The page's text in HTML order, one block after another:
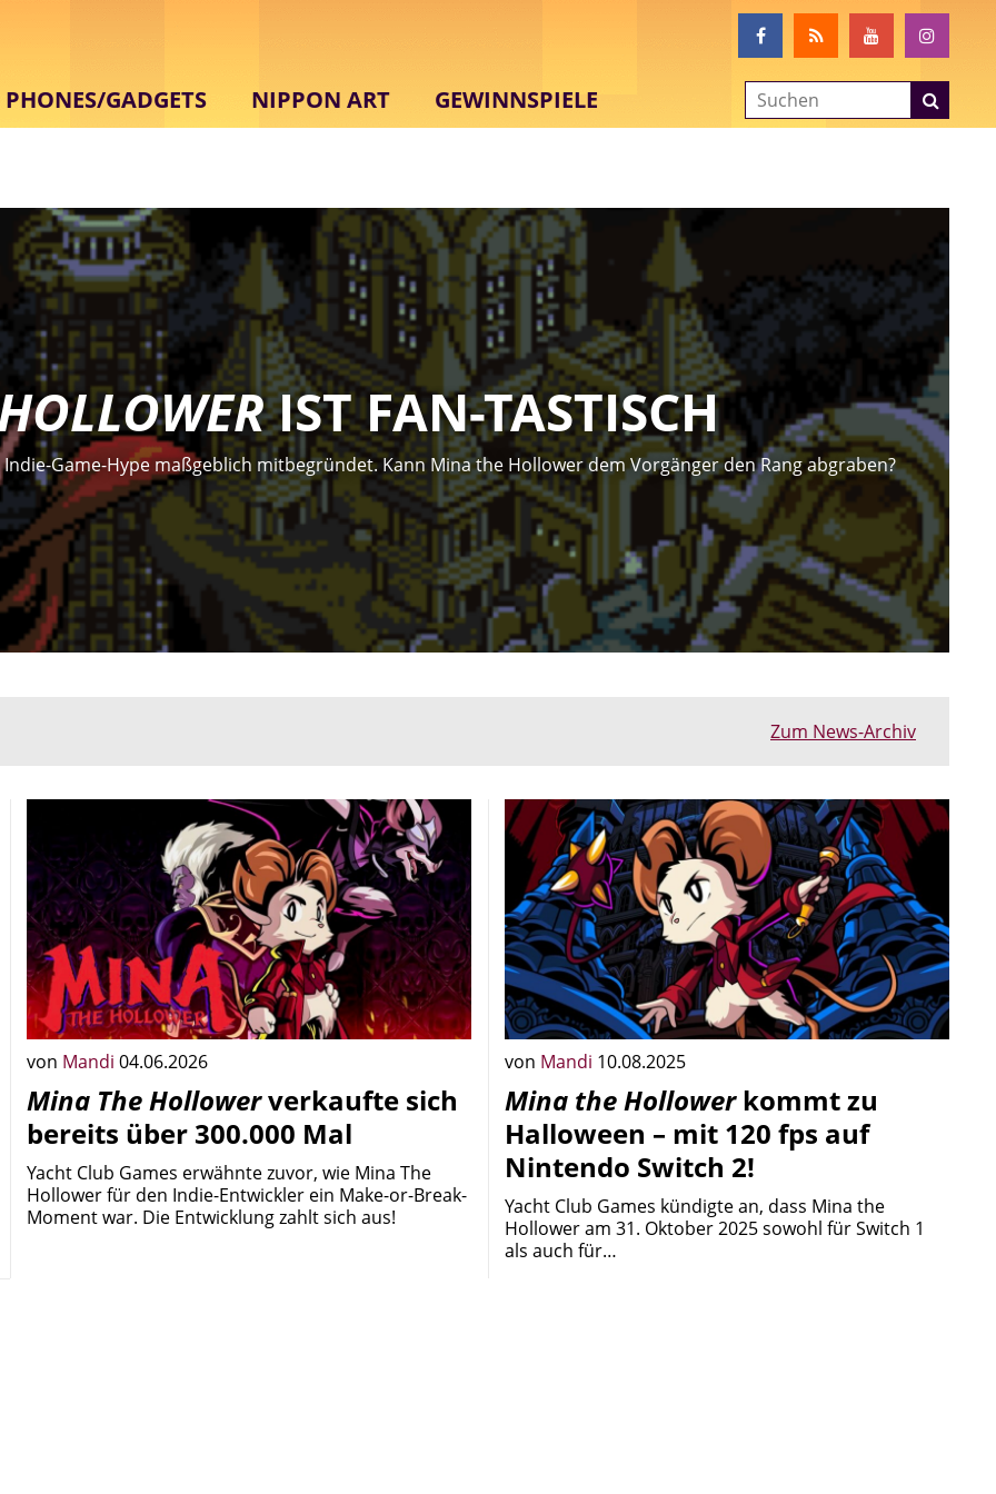
PHONES/GADGETS NIPPON ART GEWINNSPIELE
IST FAN-TASTISCH
Game-Hype maßgeblich mitbegründet. Kann Mina the Hollower dem Vorgänger den Rang abgraben?
Zum News-Archiv
von Mandi 04.06.2026
Mina The Hollowerverkaufte sich
bereits über 300.000 Mal
Yacht Club Games erwähnte zuvor, wie Mina The
Hollower für den Indie-Entwickler ein Make-or-Break-
Moment war. Die Entwicklung zahlt sich aus!
von Mandi 10.08.2025
Mina the Hollowerkommt zu
Halloween – mit 120 fps auf
Nintendo Switch 2!
Yacht Club Games kündigte an, dass Mina the
Hollower am 31. Oktober 2025 sowohl für Switch 1
als auch für…